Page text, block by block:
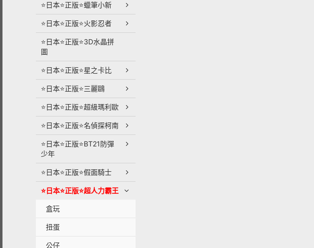
⭐日本⭐正版⭐蠟筆小新
⭐日本⭐正版⭐火影忍者
⭐日本⭐正版⭐3D水晶拼
圖
⭐日本⭐正版⭐星之卡比
⭐日本⭐正版⭐三麗鷗
⭐日本⭐正版⭐超級瑪利歐
⭐日本⭐正版⭐名偵探柯南
⭐日本⭐正版⭐BT21防彈
少年
⭐日本⭐正版⭐假面騎士
⭐日本⭐正版⭐超人力霸王
盒玩
扭蛋
公仔